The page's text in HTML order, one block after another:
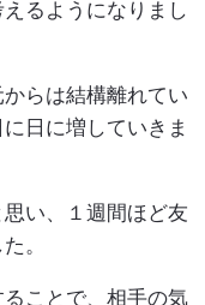
るようになりまし
らは結構離れてい
日に増していきま
い、１週間ほど友
。
ことで、相手の気